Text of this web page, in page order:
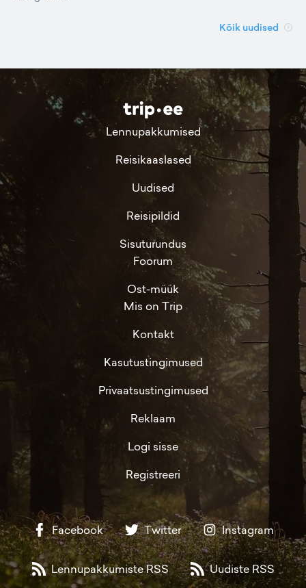
Kõik uudised
Lennupakkumised
Reisikaaslased
Uudised
Reisipildid
Sisuturundus
Foorum
Ost-müük
Mis on Trip
Kontakt
Kasutustingimused
Privaatsustingimused
Reklaam
Logi sisse
Registreeri
Facebook Twitter Instagram
Lennupakkumiste RSS Uudiste RSS